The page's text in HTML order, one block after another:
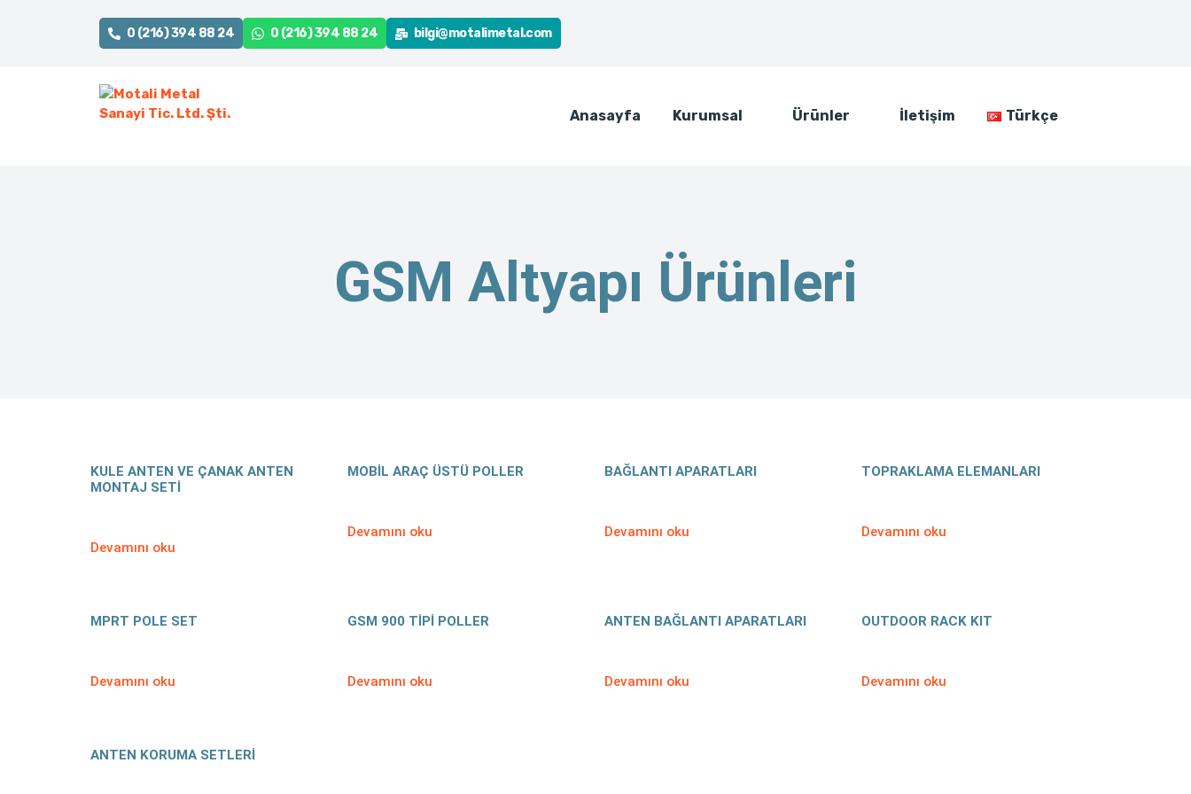
0 (216) 394 88 24 0 (216) 394 88 24 bilgi@motalimetal.com
Anasayfa Kurumsal Ürünler İletişim Türkçe
GSM Altyapı Ürünleri
KULE ANTEN VE ÇANAK ANTEN
MONTAJ SETİ
Devamını oku
MOBİL ARAÇ ÜSTÜ POLLER
Devamını oku
BAĞLANTI APARATLARI
Devamını oku
TOPRAKLAMA ELEMANLARI
Devamını oku
MPRT POLE SET
Devamını oku
GSM 900 TİPİ POLLER
Devamını oku
ANTEN BAĞLANTI APARATLARI
Devamını oku
OUTDOOR RACK KIT
Devamını oku
ANTEN KORUMA SETLERİ